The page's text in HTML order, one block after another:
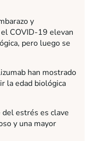
y
COVID-19 elevan
pero luego se
han mostrado
la edad biológica
del estrés es clave
y una mayor